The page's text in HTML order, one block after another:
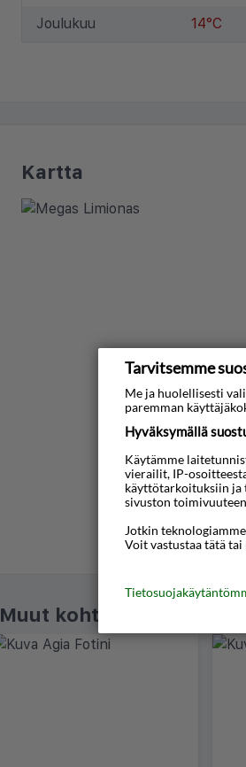
Joulukuu 14°C
Kartta
Muut kohteet - Chios
Tarvitsemme
Me ja huolellisesti
paremman
Hyväksymällä
Käytämme
vierailit, IP-
käyttötarkoituksiin ja
sivuston
Jotkin
Voit vastustaa tätä